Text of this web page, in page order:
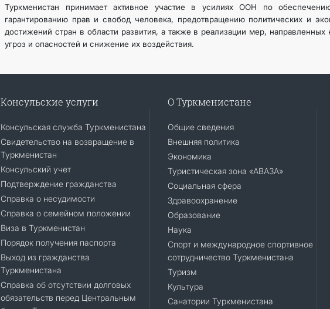
Туркменистан принимает активное участие в усилиях ООН по
гарантированию прав и свобод человека, предотвращению политических и
достижений стран в области развития, а также в реализации мер,
угроз и опасностей и снижение их воздействия.
Консульские услуги
Консульская служба Туркменистана
Свидетельство на возвращение в
Туркменистан
Консульский учет
Подтверждение гражданства
Справка о несудимости
Справка о семейном положении
Виза в Туркменистан
Порядок получения паспорта
Выход из гражданства
Туркменистана
Cправка об отсутствии долговых
обязательств перед Центральным
О Туркменистане
Общие сведения
Внешняя политика
Экономика
Туристическая зона «АВАЗА»
Социальная сфера
Здравоохранение
Образование
Наука
Спорт и международное спортивное
сотрудничество Туркменистана
Туризм
Культура
Санатории Туркменистана